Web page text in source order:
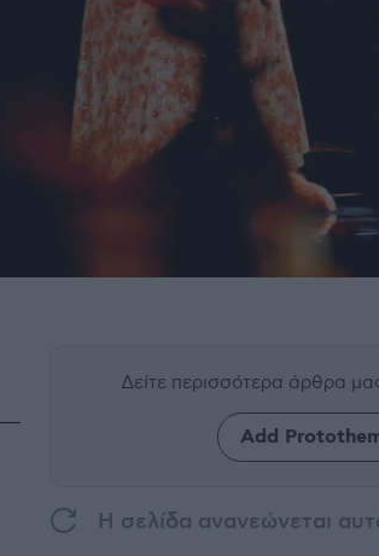
Δείτε περισσότερα άρθρα
Add
H σελίδα ανανεώνεται